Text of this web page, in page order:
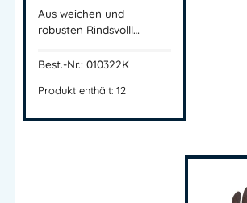
Aus weichen und
robusten Rindsvolll…
Best.-Nr.: 010322K
Produkt enthält: 12